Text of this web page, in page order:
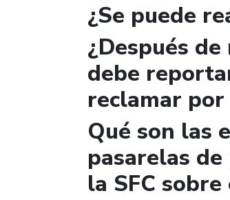
¿Se puede
¿Después
debe
reclamar
Qué son las
pasarelas
la SFC